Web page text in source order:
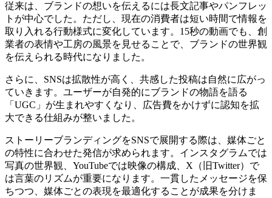
従来は、ブランドの想いを伝えるには長文記事やパンフレッ
トが中心でした。ただし、現在の消費者は短い時間で情報を
取り入れる行動様式に変化しています。15秒の動画でも、創
業者の表情や工房の風景を見せることで、ブランドの世界観
を伝えられる時代になりました。
さらに、SNSは拡散性が高く、共感した投稿は自然に広がっ
ていきます。ユーザーが自発的にブランドの物語を語る
「UGC」が生まれやすくなり、広告費をかけずに認知を拡
大できる仕組みが整いました。
ストーリーブランディングをSNSで展開する際は、媒体ごと
の特性に合わせた発信が求められます。インスタグラムでは
写真の世界観、YouTubeでは映像の構成、X（旧Twitter）で
は言葉のリズムが重要になります。一貫したメッセージを保
ちつつ、媒体ごとの表現を最適化することが成果を分けま